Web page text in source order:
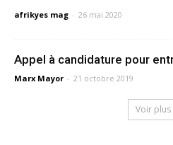
afrikyes mag - 26 mai 2020
Appel à candidature pour
Marx Mayor - 21 octobre 2019
Voir plus